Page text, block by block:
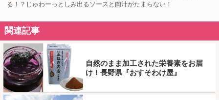
る！？じゅわーっとしみ出るソースと肉汁がたまらない！
関連記事
自然のまま加工された栄養素をお届
け！長野県『おすそわけ屋』